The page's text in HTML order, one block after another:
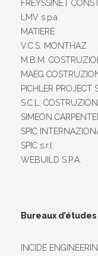
FREYSSINET
LMV s.p.a.
MATIERE
V.C.S. MONTHAZ
M.B.M.
MAEG
PICHLER PROJECT
S.C.L.
SIMEON
SPIC
SPIC s.r.l.
WEBUILD S.P.A.
Bureaux
INCIDE